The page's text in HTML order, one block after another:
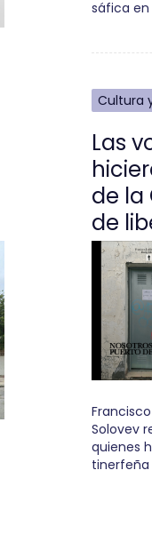
sáfica
Cultura
Las
de la
de
Solovev
quienes